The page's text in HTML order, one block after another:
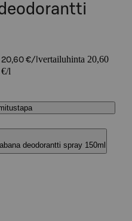
20,60 €/l vertailuhinta 20,60
€/l
deodorantti spray 150ml